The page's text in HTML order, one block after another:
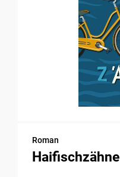
Roman
Haifischzähne